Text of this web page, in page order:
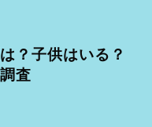
？子供はいる？
査